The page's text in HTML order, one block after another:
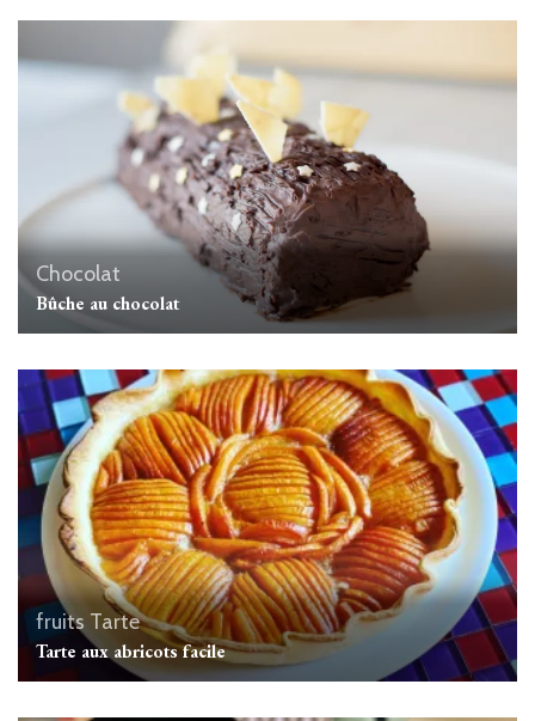
Chocolat
Bûche au chocolat
fruits Tarte
Tarte aux abricots facile